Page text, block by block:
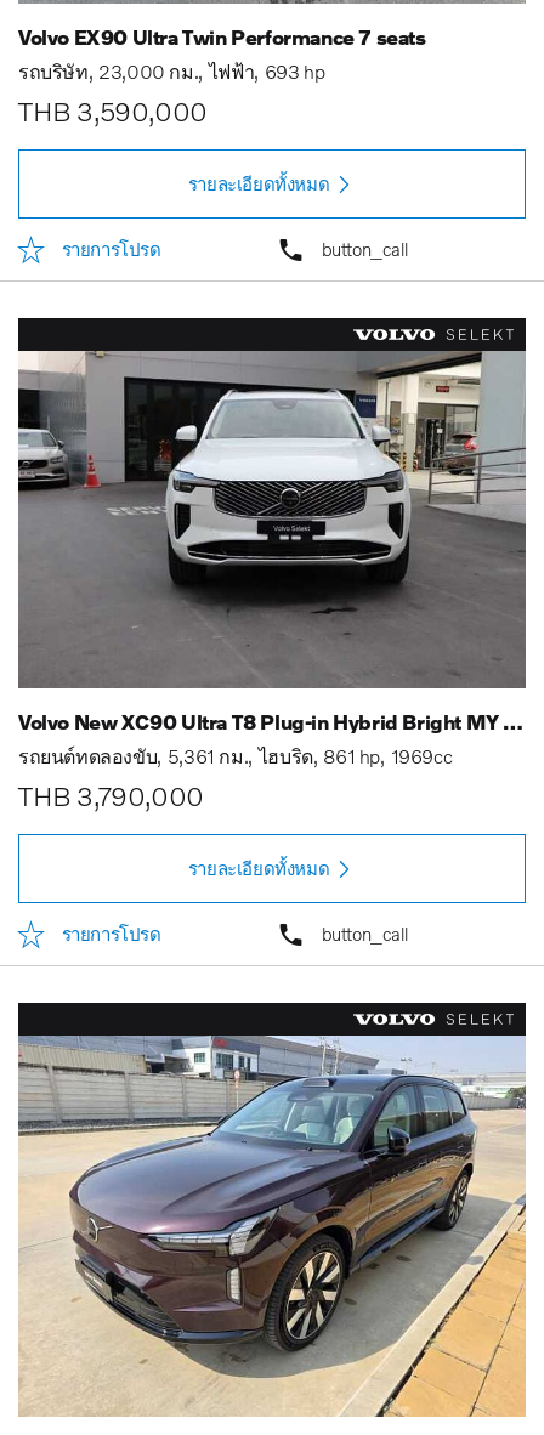
Volvo EX90 Ultra Twin Performance 7 seats
รถบริษัท 23,000 กม. ไฟฟ้า 693 hp
THB 3,590,000
รายละเอียดทั้งหมด
รายการโปรด button_call
Volvo New XC90 Ultra T8 Plug-in Hybrid Bright MY 25
รถยนต์ทดลองขับ 5,361 กม. ไฮบริด 861 hp 1969cc
THB 3,790,000
รายละเอียดทั้งหมด
รายการโปรด button_call